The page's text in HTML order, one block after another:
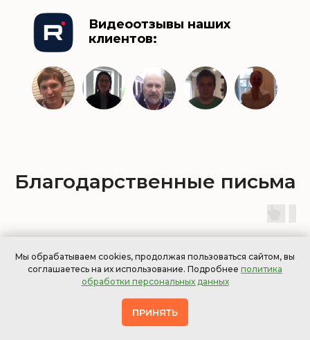
Видеоотзывы наших
клиентов:
Благодарственные письма
Мы обрабатываем cookies, продолжая пользоваться сайтом, вы
соглашаетесь на их использование. Подробнее политика
обработки персональных данных
ПРИНЯТЬ